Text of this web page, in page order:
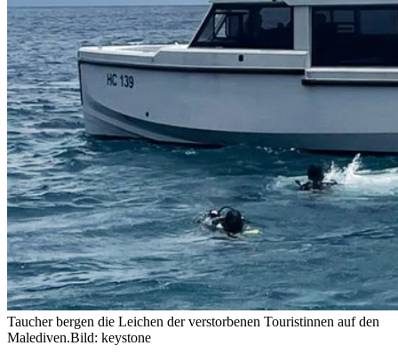
Taucher bergen die Leichen der verstorbenen Touristinnen auf den
Malediven.Bild: keystone